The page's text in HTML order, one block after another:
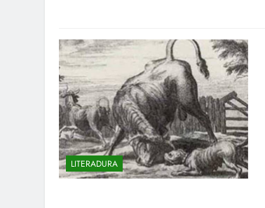
LITERADURA